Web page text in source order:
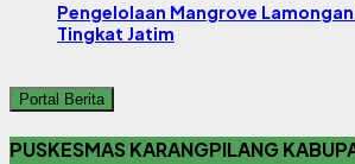
Pengelolaan Mangrove
Tingkat Jatim
Portal Berita
PUSKESMAS KARANGPILANG